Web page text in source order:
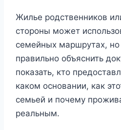
Жилье родственников
стороны может
семейных маршрутах,
правильно объяснить
показать, кто
каком основании, как
семьей и почему
реальным.